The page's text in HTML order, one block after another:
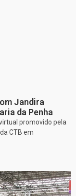
Jandira
da Penha
promovido pela
CTB em